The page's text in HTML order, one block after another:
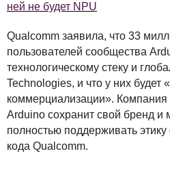
ней не будет NPU
Qualcomm заявила, что 33
пользователей сообщества
технологическому стеку и
Technologies, и что у них будет
коммерциализации». Компания
Arduino сохранит свой бренд и
полностью поддерживать этику
кода Qualcomm.